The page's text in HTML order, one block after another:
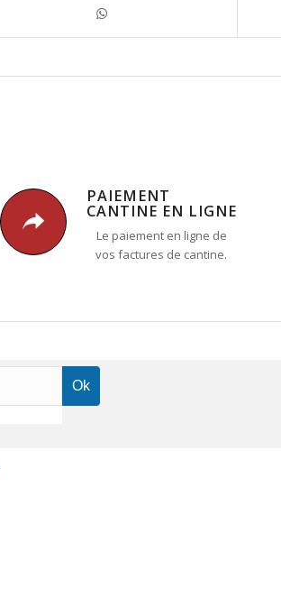
PAIEMENT
CANTINE EN LIGNE
Le paiement en ligne de
vos factures de cantine.